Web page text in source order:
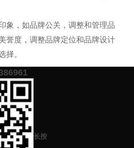
象，如品牌公关，调整和管理品
誉度，调整品牌定位和品牌设计
择。
信号：
体步骤可以帮助吸引流量？如何扩大品
长按